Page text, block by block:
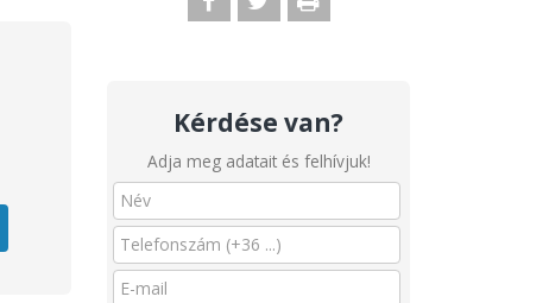
Kérdése van?
Adja meg adatait és felhívjuk!